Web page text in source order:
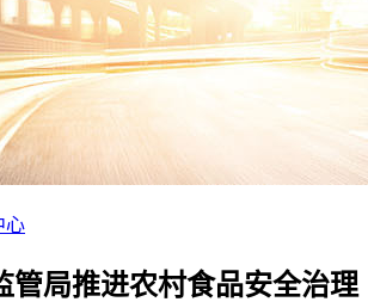
心
管局推进农村食品安全治理